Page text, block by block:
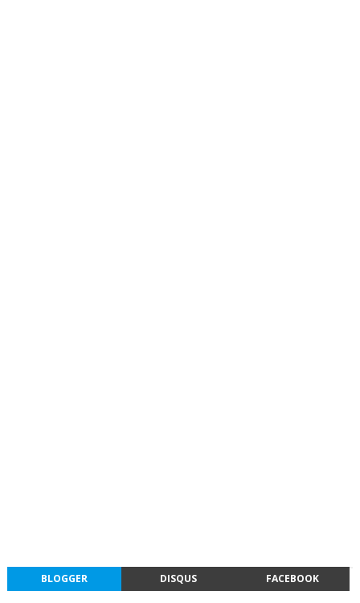
BLOGGER DISQUS FACEBOOK